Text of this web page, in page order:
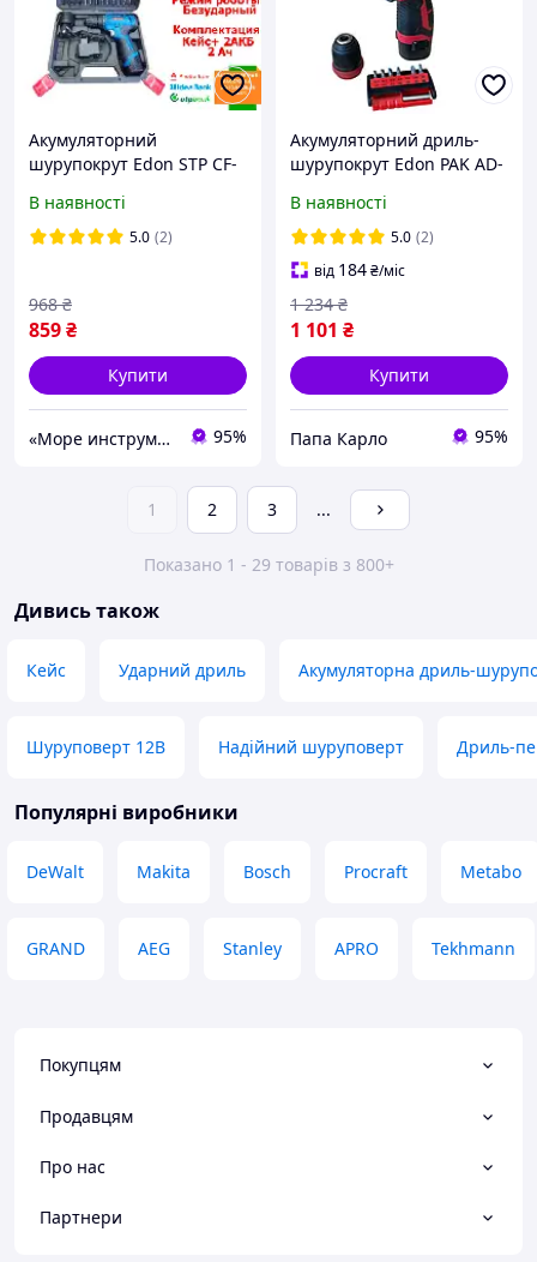
Акумуляторний
шурупокрут Edon STP CF-
двошвидкісний)
В наявності
5.0 (2)
859₴
968 ₴
Купити
«Море инструментов» 95%
Акумуляторний дриль-
шурупокрут Edon PAK AD-
акб 2 А·год/12 В, Кейс)
Шурупокрут для дому та
дачі
В наявності
5.0 (2)
від 184₴/міс
1 101 ₴
1 234 ₴
Купити
Папа Карло 95%
1 2 3 ...
Показано 1 - 29 товарів з 800+
Дивись також
Кейс Ударний дриль Акумуляторна дриль-
Шуруповерт 12В Надійний шуруповерт Дриль-
Популярні виробники
DeWalt Makita Bosch Procraft Metabo
GRAND AEG Stanley APRO Tekhmann
Покупцям
Продавцям
Про нас
Партнери